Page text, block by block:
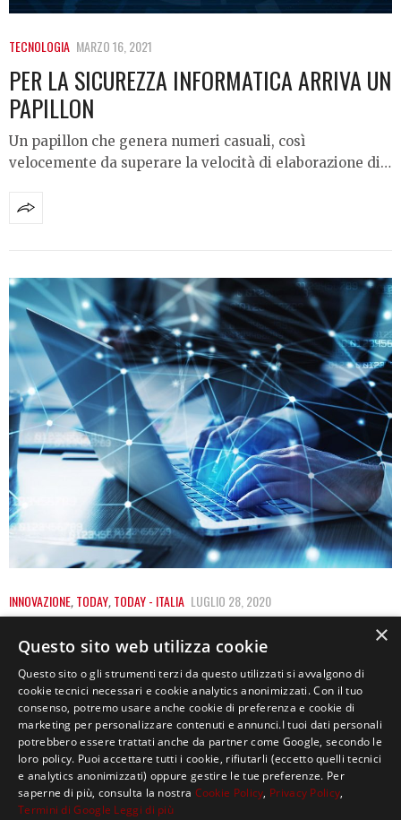
TECNOLOGIA MARZO 16, 2021
PER LA SICUREZZA INFORMATICA ARRIVA UN
PAPILLON
Un papillon che genera numeri casuali, così
velocemente da superare la velocità di elaborazione di…
INNOVAZIONE,TODAY,TODAY - ITALIA LUGLIO 28, 2020
CYBERSECURITY, COME ESSERE INVISIBILI
SUL WEB
Quando nel 1990, Tim Berners-Lee ha dato vita al Wold
Wild Web probabilmente non immaginava…
×
Questo sito web utilizza cookie
Questo sito o gli strumenti terzi da questo utilizzati si avvalgono di
cookie tecnici necessari e cookie analytics anonimizzati. Con il tuo
consenso, potremo usare anche cookie di preferenza e cookie di
marketing per personalizzare contenuti e annunci.I tuoi dati personali
potrebbero essere trattati anche da partner come Google, secondo le
loro policy. Puoi accettare tutti i cookie, rifiutarli (eccetto quelli tecnici
e analytics anonimizzati) oppure gestire le tue preferenze. Per
saperne di più, consulta la nostra Cookie Policy, Privacy Policy,
Termini di Google Leggi di più